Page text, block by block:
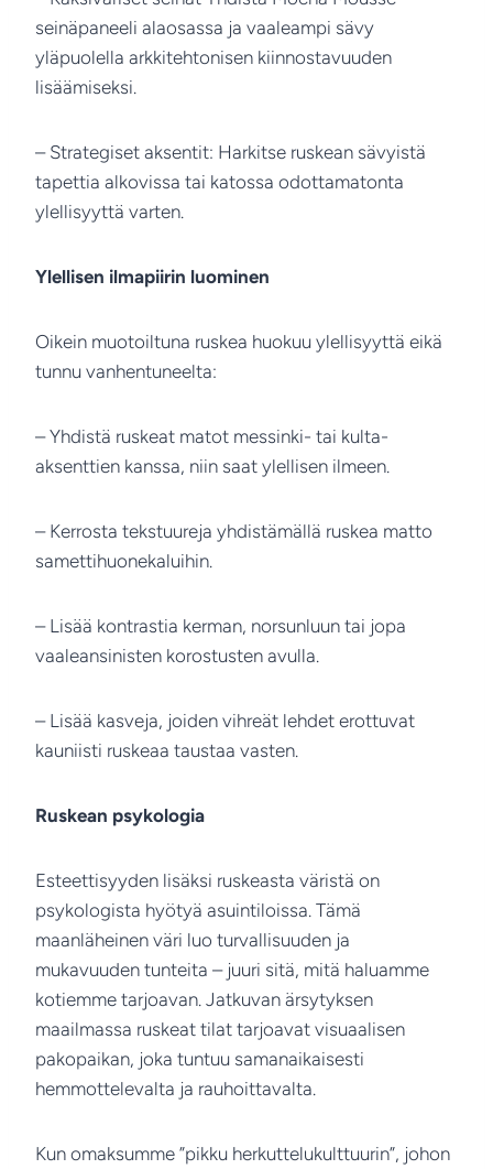
seinäpaneeli alaosassa ja vaaleampi sävy
yläpuolella arkkitehtonisen kiinnostavuuden
lisäämiseksi.
– Strategiset aksentit: Harkitse ruskean sävyistä
tapettia alkovissa tai katossa odottamatonta
ylellisyyttä varten.
Ylellisen ilmapiirin luominen
Oikein muotoiltuna ruskea huokuu ylellisyyttä eikä
tunnu vanhentuneelta:
– Yhdistä ruskeat matot messinki- tai kulta-
aksenttien kanssa, niin saat ylellisen ilmeen.
– Kerrosta tekstuureja yhdistämällä ruskea matto
samettihuonekaluihin.
– Lisää kontrastia kerman, norsunluun tai jopa
vaaleansinisten korostusten avulla.
– Lisää kasveja, joiden vihreät lehdet erottuvat
kauniisti ruskeaa taustaa vasten.
Ruskean psykologia
Esteettisyyden lisäksi ruskeasta väristä on
psykologista hyötyä asuintiloissa. Tämä
maanläheinen väri luo turvallisuuden ja
mukavuuden tunteita – juuri sitä, mitä haluamme
kotiemme tarjoavan. Jatkuvan ärsytyksen
maailmassa ruskeat tilat tarjoavat visuaalisen
pakopaikan, joka tuntuu samanaikaisesti
hemmottelevalta ja rauhoittavalta.
Kun omaksumme ”pikku herkuttelukulttuurin”, johon